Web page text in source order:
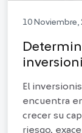
10 Noviembre,
El
encuentra
crecer su
riesgo,